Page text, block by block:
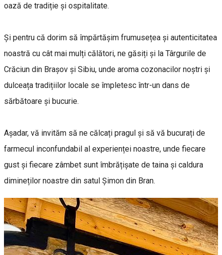
oază de tradiție și ospitalitate.
Și pentru că dorim să împărtășim frumusețea și autenticitatea
noastră cu cât mai mulți călători, ne găsiți și la Târgurile de
Crăciun din Brașov și Sibiu, unde aroma cozonacilor noștri și
dulceața tradițiilor locale se împletesc într-un dans de
sărbătoare și bucurie.
Așadar, vă invităm să ne călcați pragul și să vă bucurați de
farmecul inconfundabil al experienței noastre, unde fiecare
gust și fiecare zâmbet sunt îmbrățișate de taina și caldura
dimineților noastre din satul Șimon din Bran.